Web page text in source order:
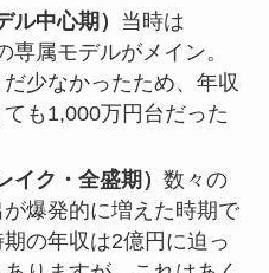
中心期） 当時は
専属モデルがメイン。
少なかったため、年収
も1,000万円台だった
ク・全盛期） 数々の
爆発的に増えた時期で
の年収は2億円に迫っ